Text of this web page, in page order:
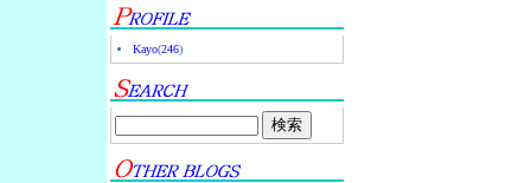
Kayo(246)